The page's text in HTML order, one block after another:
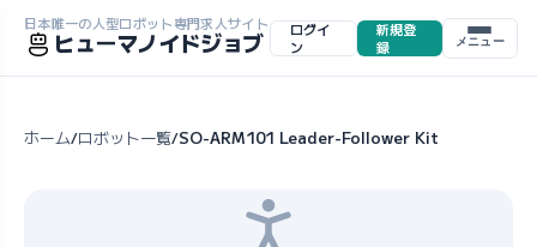
日本唯一の人型ロボット専門求人サイト
ヒューマノイドジョブ
ログイ
ン
新規登
録
メニュー
ホーム/ロボット一覧/SO-ARM101 Leader-Follower Kit